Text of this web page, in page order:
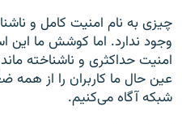
چیزی به نام امنیت کامل و
وجود ندارد. اما کوشش ما
امنیت حداکثری و ناشناخته
عین حال ما کاربران را از همه
شبکه آگاه می‌کنیم.